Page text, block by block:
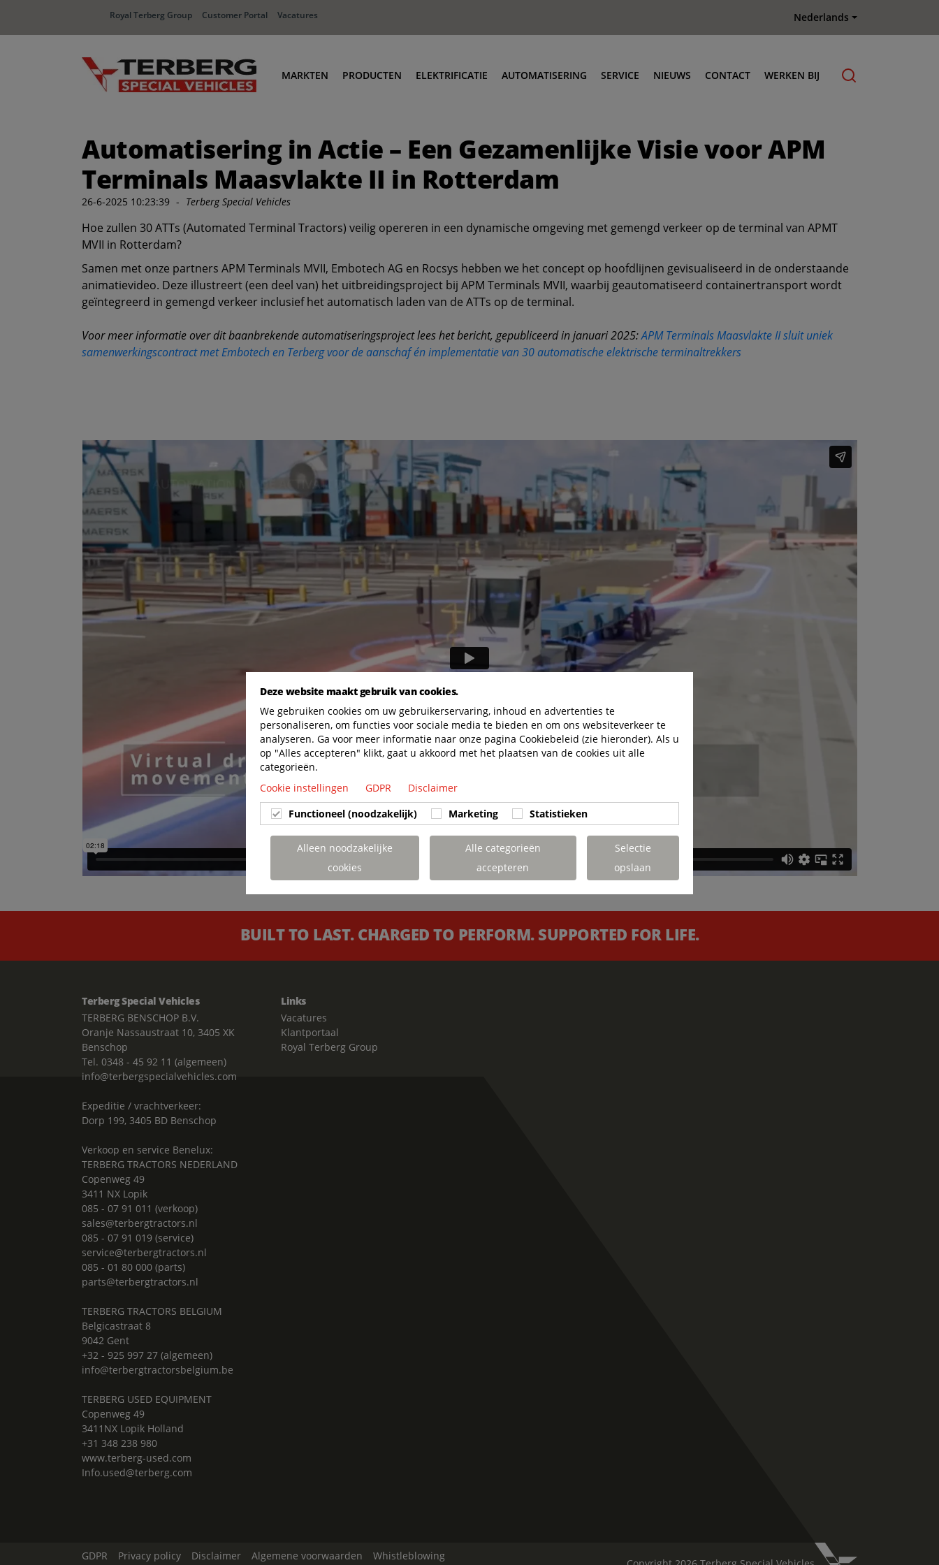
Royal Terberg Group Customer Portal Vacatures Nederlands
MARKTEN
Distributie
Industrie
Afval & Recycling
PRODUCTEN
Roro & industriële trekkers
Lage instap trekkers
Body Carriers
Weg/spoor trekkers
ELEKTRIFICATIE AUTOMATISERING SERVICE
Originele onderdelen
Terberg Used Equipment
NIEUWS CONTACT WERKEN BIJ
Automatisering in Actie – Een Gezamenlijke Visie voor APM
Terminals Maasvlakte II in Rotterdam
26-6-2025 10:23:39 - Terberg Special Vehicles
Hoe zullen 30 ATTs (Automated Terminal Tractors) veilig opereren in een dynamische omgeving met gemengd verkeer op de terminal van APMT
MVII in Rotterdam?
Samen met onze partners APM Terminals MVII, Embotech AG en Rocsys hebben we het concept op hoofdlijnen gevisualiseerd in de onderstaande
animatievideo. Deze illustreert (een deel van) het uitbreidingsproject bij APM Terminals MVII, waarbij geautomatiseerd containertransport wordt
geïntegreerd in gemengd verkeer inclusief het automatisch laden van de ATTs op de terminal.
Voor meer informatie over dit baanbrekende automatiseringsproject lees het bericht, gepubliceerd in januari 2025:APM Terminals Maasvlakte II sluit uniek
samenwerkingscontract met Embotech en Terberg voor de aanschaf én implementatie van 30 automatische elektrische terminaltrekkers
BUILT TO LAST. CHARGED TO PERFORM. SUPPORTED FOR LIFE.
Terberg Special Vehicles
TERBERG BENSCHOP B.V.
Oranje Nassaustraat 10, 3405 XK
Benschop
Tel. 0348 - 45 92 11 (algemeen)
info@terbergspecialvehicles.com
Expeditie / vrachtverkeer:
Dorp 199, 3405 BD Benschop
Verkoop en service Benelux:
TERBERG TRACTORS NEDERLAND
Copenweg 49
3411 NX Lopik
085 - 07 91 011 (verkoop)
sales@terbergtractors.nl
085 - 07 91 019 (service)
service@terbergtractors.nl
085 - 01 80 000 (parts)
parts@terbergtractors.nl
TERBERG TRACTORS BELGIUM
Belgicastraat 8
9042 Gent
+32 - 925 997 27 (algemeen)
info@terbergtractorsbelgium.be
TERBERG USED EQUIPMENT
Copenweg 49
3411NX Lopik Holland
+31 348 238 980
www.terberg-used.com
Info.used@terberg.com
Links
Vacatures
Klantportaal
Royal Terberg Group
GDPR Privacy policy Disclaimer Algemene voorwaarden
Whistleblowing
Deze website maakt gebruik van cookies.
We gebruiken cookies om uw gebruikerservaring, inhoud en advertenties te
personaliseren, om functies voor sociale media te bieden en om ons websiteverkeer te
analyseren. Ga voor meer informatie naar onze pagina Cookiebeleid (zie hieronder). Als u
op "Alles accepteren" klikt, gaat u akkoord met het plaatsen van de cookies uit alle
categorieën.
Cookie instellingen
GDPR
Disclaimer
Functioneel (noodzakelijk)
Marketing Statistieken
Alleen noodzakelijke
cookies
Alle categorieën
accepteren
Selectie
opslaan